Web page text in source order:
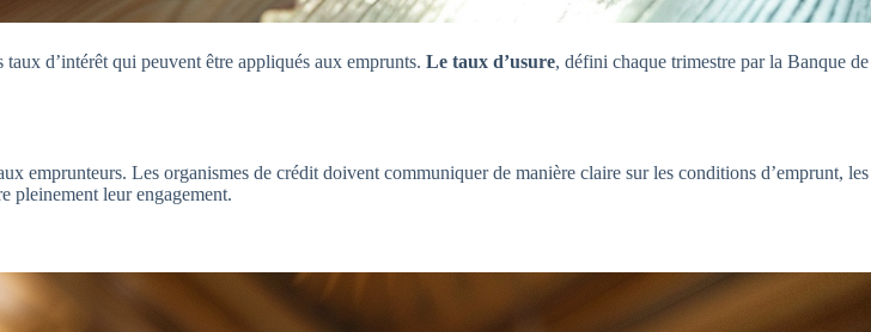
d’intérêt qui peuvent être appliqués aux emprunts. Le taux d’usure, défini chaque trimestre par la Banque de
emprunteurs. Les organismes de crédit doivent communiquer de manière claire sur les conditions d’emprunt, les
pleinement leur engagement.